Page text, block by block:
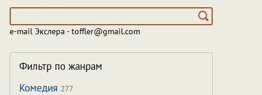
e-mail Экслера - toffler@gmail.com
Фильтр по жанрам
Комедия 277